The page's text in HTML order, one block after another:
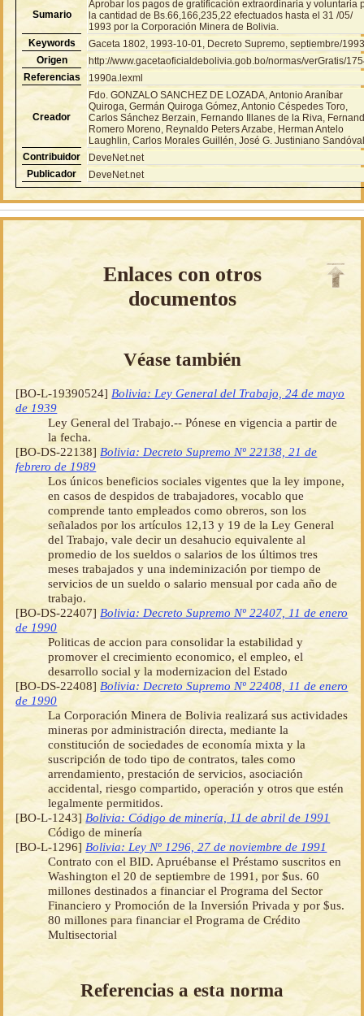
Sumario
Aprobar los pagos de gratificación extraordinaria y voluntaria
la cantidad de Bs.66,166,235,22 efectuados hasta el 31 /05/
1993 por la Corporación Minera de Bolivia.
Keywords
Gaceta 1802, 1993-10-01, Decreto Supremo, septiembre/
Origen
http://www.gacetaoficialdebolivia.gob.bo/normas/verGratis/
Referencias
1990a.lexml
Creador
Fdo. GONZALO SANCHEZ DE LOZADA, Antonio Araníbar
Quiroga, Germán Quiroga Gómez, Antonio Céspedes Toro,
Carlos Sánchez Berzain, Fernando Illanes de la Riva,
Romero Moreno, Reynaldo Peters Arzabe, Herman Antelo
Laughlin, Carlos Morales Guillén, José G. Justiniano
Contribuidor
DeveNet.net
Publicador
DeveNet.net
Enlaces con otros
documentos
Véase también
[BO-L-19390524] Bolivia: Ley General del Trabajo, 24 de mayo
de 1939
Ley General del Trabajo.-- Pónese en vigencia a partir de
la fecha.
[BO-DS-22138] Bolivia: Decreto Supremo Nº 22138, 21 de
febrero de 1989
Los únicos beneficios sociales vigentes que la ley impone,
en casos de despidos de trabajadores, vocablo que
comprende tanto empleados como obreros, son los
señalados por los artículos 12,13 y 19 de la Ley General
del Trabajo, vale decir un desahucio equivalente al
promedio de los sueldos o salarios de los últimos tres
meses trabajados y una indeminización por tiempo de
servicios de un sueldo o salario mensual por cada año de
trabajo.
[BO-DS-22407] Bolivia: Decreto Supremo Nº 22407, 11 de enero
de 1990
Politicas de accion para consolidar la estabilidad y
promover el crecimiento economico, el empleo, el
desarrollo social y la modernizacion del Estado
[BO-DS-22408] Bolivia: Decreto Supremo Nº 22408, 11 de enero
de 1990
La Corporación Minera de Bolivia realizará sus actividades
mineras por administración directa, mediante la
constitución de sociedades de economía mixta y la
suscripción de todo tipo de contratos, tales como
arrendamiento, prestación de servicios, asociación
accidental, riesgo compartido, operación y otros que estén
legalmente permitidos.
[BO-L-1243] Bolivia: Código de minería, 11 de abril de 1991
Código de minería
[BO-L-1296] Bolivia: Ley Nº 1296, 27 de noviembre de 1991
Contrato con el BID. Apruébanse el Préstamo suscritos en
Washington el 20 de septiembre de 1991, por $us. 60
millones destinados a financiar el Programa del Sector
Financiero y Promoción de la Inversión Privada y por $us.
80 millones para financiar el Programa de Crédito
Multisectorial
Referencias a esta norma